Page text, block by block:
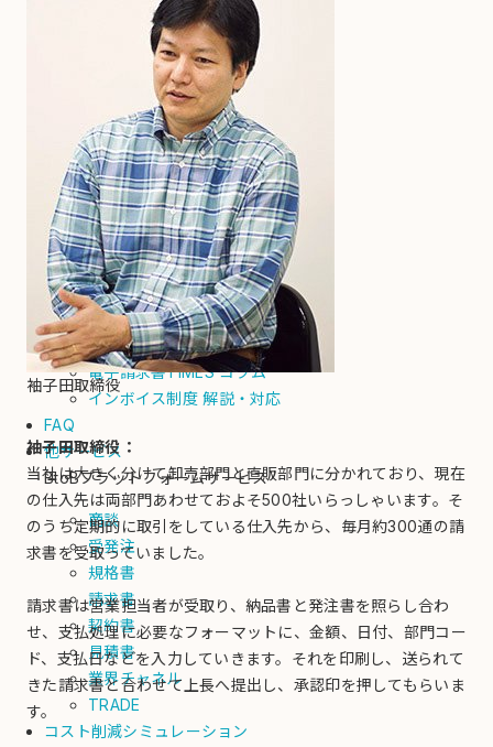
導入企業ユーザー座談会
導入事例
事例記事
事例動画
導入企業ユーザー座談会
お役立ち情報
お役立ち情報
お役立ち資料
電子請求書イベント・セミナー
電子請求書TIMES コラム
インボイス制度 解説・対応
FAQ
他サービス
BtoBプラットフォームサービス
商談
受発注
規格書
請求書
契約書
見積書
業界チャネル
TRADE
コスト削減シミュレーション
袖子田取締役
袖子田取締役：
当社は大きく分けて卸売部門と直販部門に分かれており、現在
の仕入先は両部門あわせておよそ500社いらっしゃいます。そ
のうち定期的に取引をしている仕入先から、毎月約300通の請
求書を受取っていました。
請求書は営業担当者が受取り、納品書と発注書を照らし合わ
せ、支払処理に必要なフォーマットに、金額、日付、部門コー
ド、支払日などを入力していきます。それを印刷し、送られて
きた請求書と合わせて上長へ提出し、承認印を押してもらいま
す。